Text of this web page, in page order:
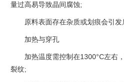
量过高易导致晶间腐蚀;
原料表面存在杂质或划痕会引发
‌加热与穿孔‌
加热温度需控制在1300°C左右
裂纹;